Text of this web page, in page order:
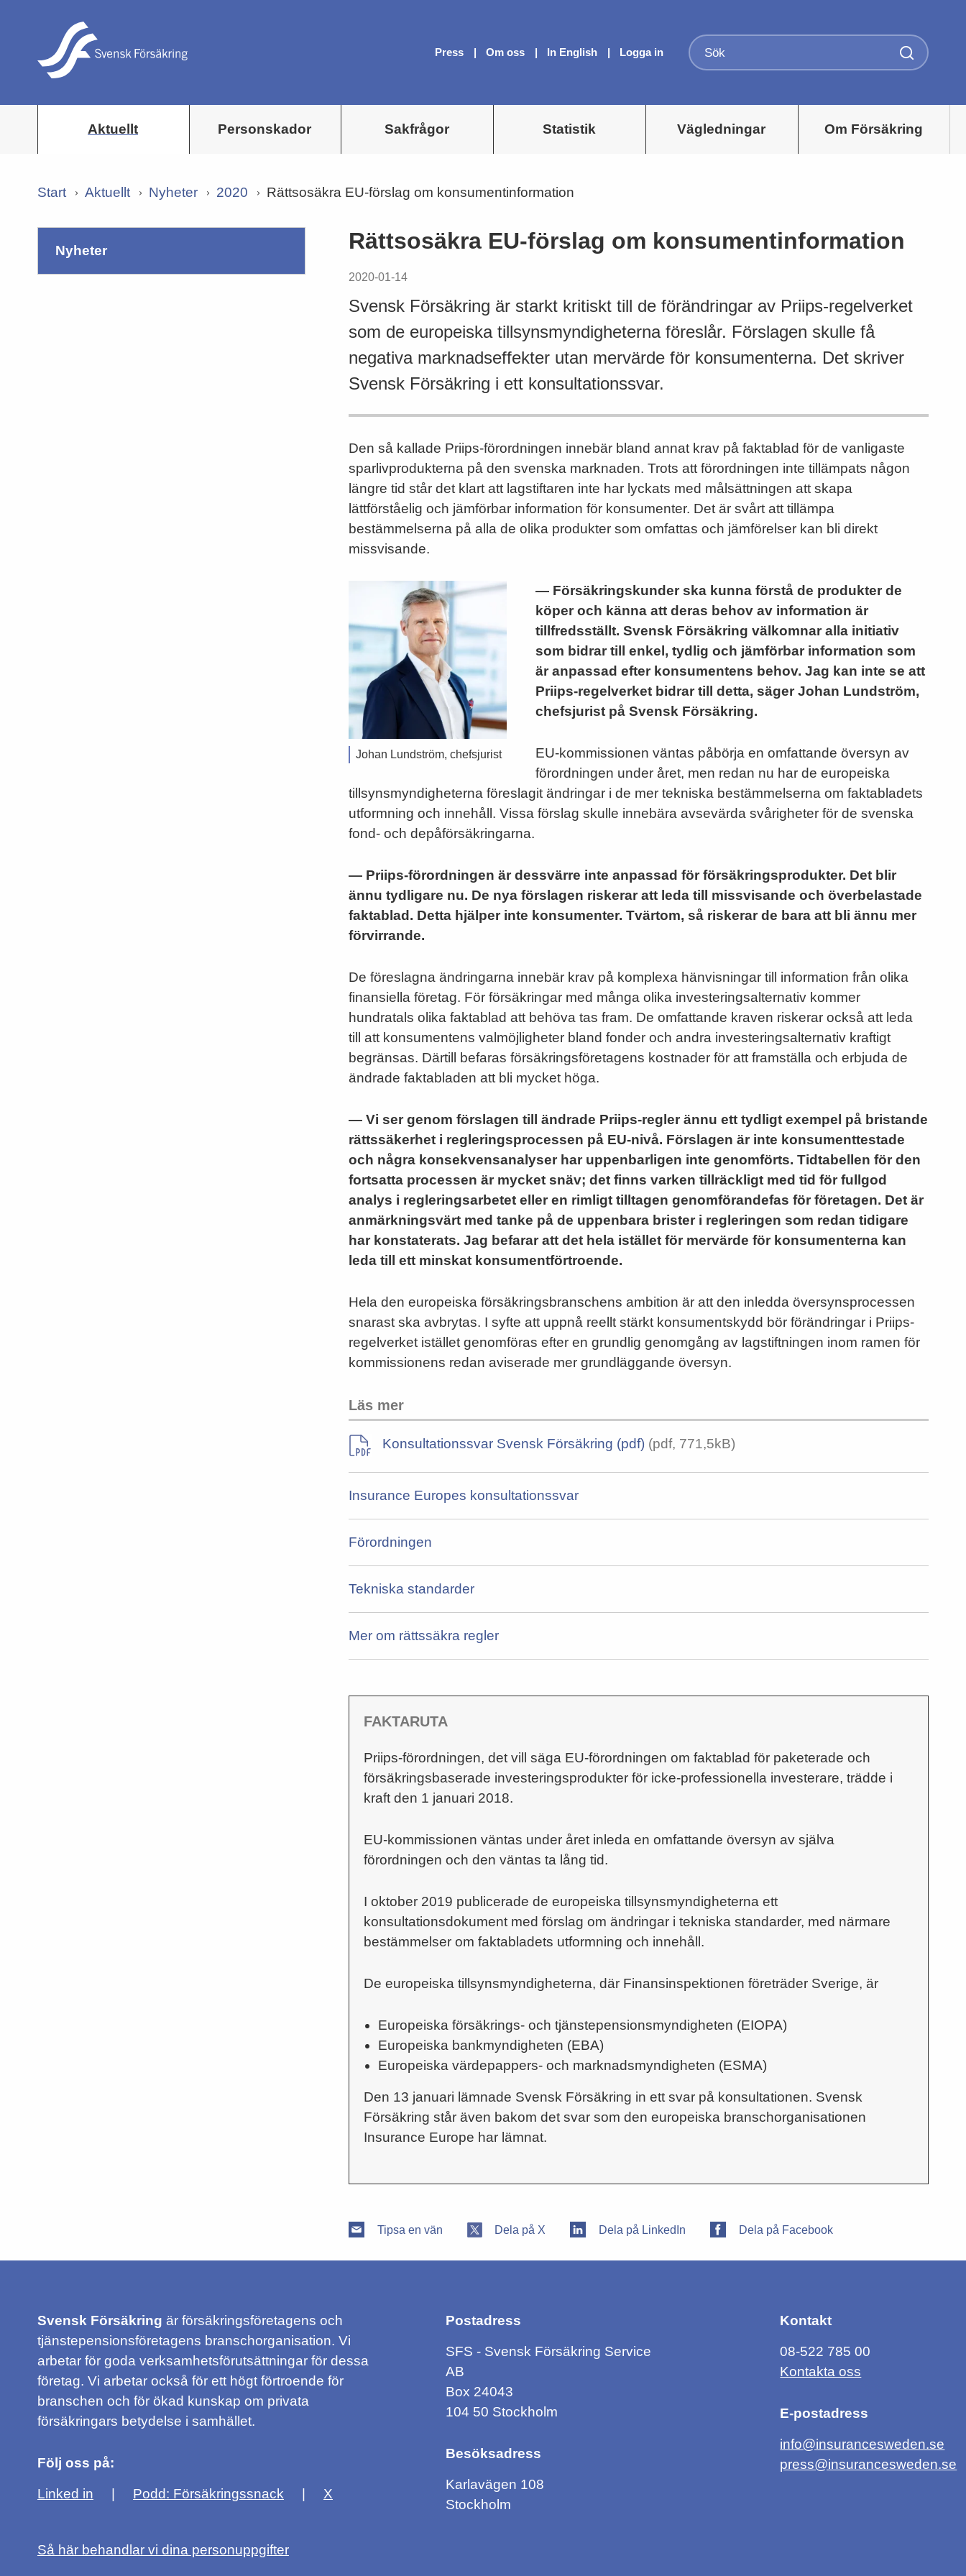
Press Om oss In English Logga in
Aktuellt Personskador Sakfrågor Statistik Vägledningar Om Försäkring
Start Aktuellt Nyheter 2020 Rättsosäkra EU-förslag om konsumentinformation
nyheter Rättsosäkra EU-förslag om konsumentinformation
2020-01-14
Svensk Försäkring är starkt kritiskt till de förändringar av Priips-regelverket
som de europeiska tillsynsmyndigheterna föreslår. Förslagen skulle få
negativa marknadseffekter utan mervärde för konsumenterna. Det skriver
Svensk Försäkring i ett konsultationssvar.
Den så kallade Priips-förordningen innebär bland annat krav på faktablad för de vanligaste
sparlivprodukterna på den svenska marknaden. Trots att förordningen inte tillämpats någon
längre tid står det klart att lagstiftaren inte har lyckats med målsättningen att skapa
lättförståelig och jämförbar information för konsumenter. Det är svårt att tillämpa
bestämmelserna på alla de olika produkter som omfattas och jämförelser kan bli direkt
missvisande.
Johan Lundström, chefsjurist
— Försäkringskunder ska kunna förstå de produkter de
köper och känna att deras behov av information är
tillfredsställt. Svensk Försäkring välkomnar alla initiativ
som bidrar till enkel, tydlig och jämförbar information som
är anpassad efter konsumentens behov. Jag kan inte se att
Priips-regelverket bidrar till detta, säger Johan Lundström,
chefsjurist på Svensk Försäkring.
EU-kommissionen väntas påbörja en omfattande översyn av
förordningen under året, men redan nu har de europeiska
tillsynsmyndigheterna föreslagit ändringar i de mer tekniska bestämmelserna om faktabladets
utformning och innehåll. Vissa förslag skulle innebära avsevärda svårigheter för de svenska
fond- och depåförsäkringarna.
— Priips-förordningen är dessvärre inte anpassad för försäkringsprodukter. Det blir
ännu tydligare nu. De nya förslagen riskerar att leda till missvisande och överbelastade
faktablad. Detta hjälper inte konsumenter. Tvärtom, så riskerar de bara att bli ännu mer
förvirrande.
De föreslagna ändringarna innebär krav på komplexa hänvisningar till information från olika
finansiella företag. För försäkringar med många olika investeringsalternativ kommer
hundratals olika faktablad att behöva tas fram. De omfattande kraven riskerar också att leda
till att konsumentens valmöjligheter bland fonder och andra investeringsalternativ kraftigt
begränsas. Därtill befaras försäkringsföretagens kostnader för att framställa och erbjuda de
ändrade faktabladen att bli mycket höga.
— Vi ser genom förslagen till ändrade Priips-regler ännu ett tydligt exempel på bristande
rättssäkerhet i regleringsprocessen på EU-nivå. Förslagen är inte konsumenttestade
och några konsekvensanalyser har uppenbarligen inte genomförts. Tidtabellen för den
fortsatta processen är mycket snäv; det finns varken tillräckligt med tid för fullgod
analys i regleringsarbetet eller en rimligt tilltagen genomförandefas för företagen. Det är
anmärkningsvärt med tanke på de uppenbara brister i regleringen som redan tidigare
har konstaterats. Jag befarar att det hela istället för mervärde för konsumenterna kan
leda till ett minskat konsumentförtroende.
Hela den europeiska försäkringsbranschens ambition är att den inledda översynsprocessen
snarast ska avbrytas. I syfte att uppnå reellt stärkt konsumentskydd bör förändringar i Priips-
regelverket istället genomföras efter en grundlig genomgång av lagstiftningen inom ramen för
kommissionens redan aviserade mer grundläggande översyn.
Läs mer
Konsultationssvar Svensk Försäkring (pdf) (pdf, 771,5kB)
Insurance Europes konsultationssvar
Förordningen
Tekniska standarder
Mer om rättssäkra regler
FAKTARUTA
Priips-förordningen, det vill säga EU-förordningen om faktablad för paketerade och
försäkringsbaserade investeringsprodukter för icke-professionella investerare, trädde i
kraft den 1 januari 2018.
EU-kommissionen väntas under året inleda en omfattande översyn av själva
förordningen och den väntas ta lång tid.
I oktober 2019 publicerade de europeiska tillsynsmyndigheterna ett
konsultationsdokument med förslag om ändringar i tekniska standarder, med närmare
bestämmelser om faktabladets utformning och innehåll.
De europeiska tillsynsmyndigheterna, där Finansinspektionen företräder Sverige, är
Europeiska försäkrings- och tjänstepensionsmyndigheten (EIOPA)
Europeiska bankmyndigheten (EBA)
Europeiska värdepappers- och marknadsmyndigheten (ESMA)
Den 13 januari lämnade Svensk Försäkring in ett svar på konsultationen. Svensk
Försäkring står även bakom det svar som den europeiska branschorganisationen
Insurance Europe har lämnat.
Tipsa en vän Dela på X Dela på LinkedIn Dela på Facebook
Svensk Försäkring är försäkringsföretagens och
tjänstepensionsföretagens branschorganisation. Vi
arbetar för goda verksamhetsförutsättningar för dessa
företag. Vi arbetar också för ett högt förtroende för
branschen och för ökad kunskap om privata
försäkringars betydelse i samhället.
Följ oss på:
Linked in Podd: Försäkringssnack X
Postadress
SFS - Svensk Försäkring Service
AB
Box 24043
104 50 Stockholm
Besöksadress
Karlavägen 108
Stockholm
Kontakt
08-522 785 00
Kontakta oss
E-postadress
info@insurancesweden.se
press@insurancesweden.se
Så här behandlar vi dina personuppgifter